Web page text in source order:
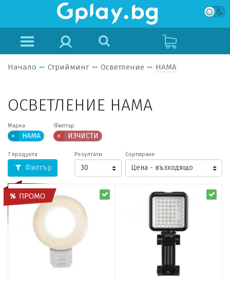
Начало Стрийминг Осветление HAMA
ОСВЕТЛЕНИЕ HAMA
Марка
× HAMA
Филтър
× ИЗЧИСТИ
7 продукта
Филтър
Резултати Сортиране